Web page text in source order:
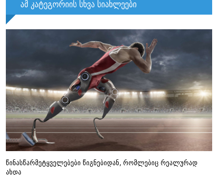
ამ კატეგორიის სხვა სიახლეები
წინასწარმეტყველებები წიგნებიდან, რომლებიც რეალურად
ახდა